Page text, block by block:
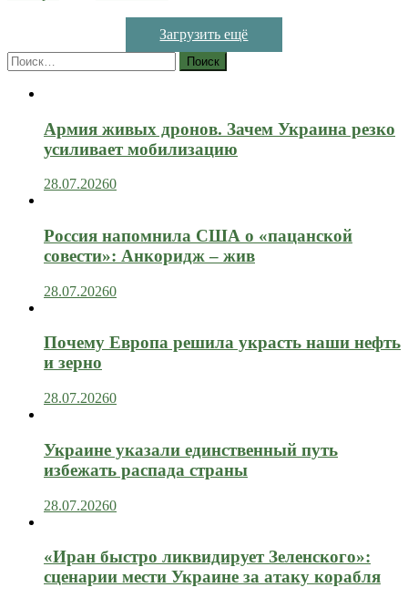
Загрузить ещё
Найти:
Армия живых дронов. Зачем Украина резко
усиливает мобилизацию
28.07.20260
Россия напомнила США о «пацанской
совести»: Анкоридж – жив
28.07.20260
Почему Европа решила украсть наши нефть
и зерно
28.07.20260
Украине указали единственный путь
избежать распада страны
28.07.20260
«Иран быстро ликвидирует Зеленского»:
сценарии мести Украине за атаку корабля